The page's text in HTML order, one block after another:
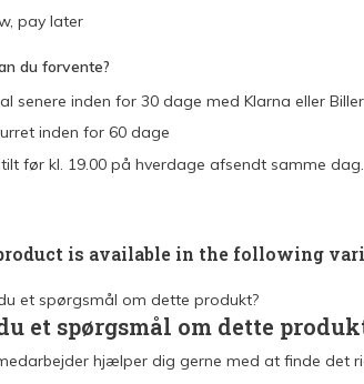
pay later
du forvente?
senere inden for 30 dage med Klarna eller Biller
inden for 60 dage
før kl. 19.00 på hverdage afsendt samme dag.
is available in the following
et spørgsmål om dette
hjælper dig gerne med at finde det